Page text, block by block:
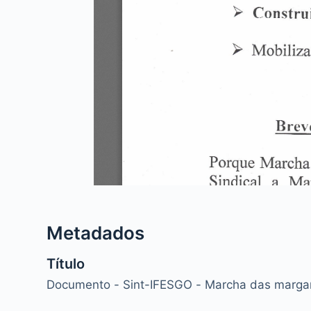
Metadados
Título
Documento - Sint-IFESGO - Marcha das